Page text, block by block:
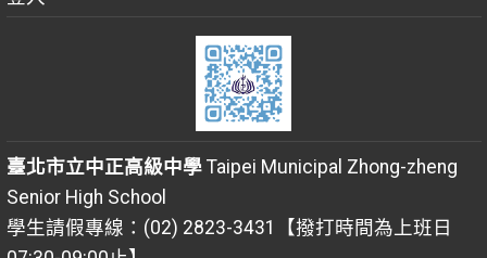
臺北市立中正高級中學Taipei Municipal Zhong-zheng
Senior High School
學生請假專線：(02) 2823-3431【撥打時間為上班日